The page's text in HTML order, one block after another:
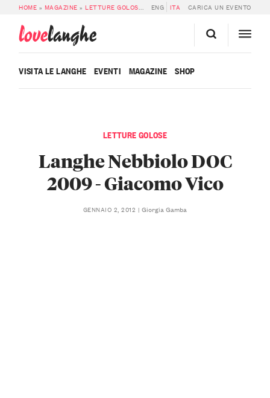
HOME » MAGAZINE »LETTURE GOLOSE » LANGHE NEBBIOLO DOC 2009 –
ENG ITA CARICA UN EVENTO
lovelanghe
VISITA LE LANGHE EVENTI MAGAZINE SHOP
LETTURE GOLOSE
Langhe Nebbiolo DOC
2009 - Giacomo Vico
GENNAIO 2, 2012 Giorgia Gamba